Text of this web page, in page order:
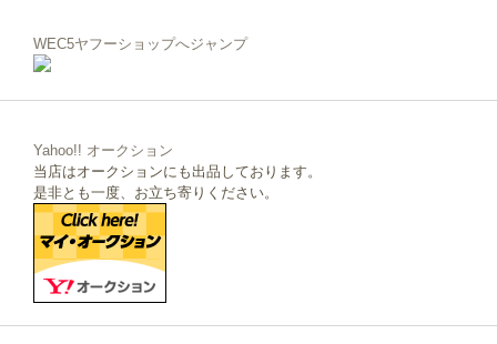
WEC5ヤフーショップへジャンプ
Yahoo!! オークション
当店はオークションにも出品しております。
是非とも一度、お立ち寄りください。